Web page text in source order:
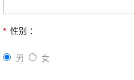
* 性别 ：
男 女